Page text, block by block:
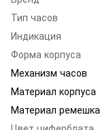
Тип часов
Индикация
Форма корпуса
Механизм часов
Материал корпуса
Материал ремешка